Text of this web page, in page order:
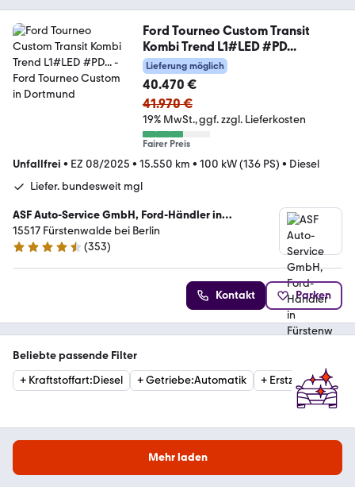
Ford Tourneo Custom Transit
Kombi Trend L1#LED #PD...
Lieferung möglich
40.470 €
41.970 €
19% MwSt. ggf. zzgl. Lieferkosten
Fairer Preis
Unfallfrei • EZ 08/2025 • 15.550 km • 100 kW (136 PS) • Diesel
Liefer. bundesweit mgl
ASF Auto-Service GmbH, Ford-Händler in
Fürstenwalde bei Berlin
15517 Fürstenwalde bei Berlin
4.6 Sterne
(353)
Kontakt Parken
Beliebte passende Filter
+ Kraftstoffart:Diesel +Getriebe:Automatik + Erstzulassung
Mehr laden